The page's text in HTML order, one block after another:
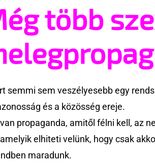
több
semmi sem veszélyesebb egy
és a közösség ereje.
propaganda, amitől félni kell, az
elhiteti velünk, hogy csak
maradunk.